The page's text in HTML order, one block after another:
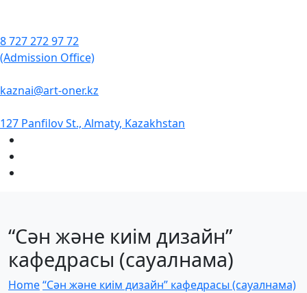
8 727 272 97 72
(Admission Office)
kaznai@art-oner.kz
127 Panfilov St., Almaty, Kazakhstan
“Сән және киім дизайн”
кафедрасы (сауалнама)
Home“Сән және киім дизайн” кафедрасы (сауалнама)